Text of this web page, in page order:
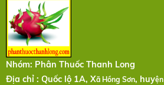
Nhóm: Phân Thuốc Thanh Long
Địa chỉ : Quốc lộ 1A, Xã Hồng Sơn, huyện